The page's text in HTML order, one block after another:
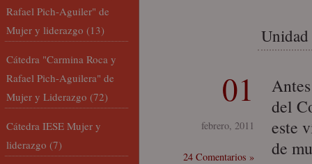
01
febrero, 2011
24 Comentarios »
del
este
de
Rafael Pich-Aguiler" de
Mujer y liderazgo (13)
Cátedra "Carmina Roca y
Rafael Pich-Aguilera" de
Mujer y Liderazgo (72)
Cátedra IESE Mujer y
liderazgo (7)